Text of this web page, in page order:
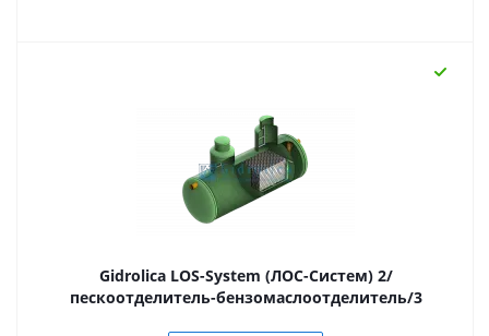
Gidrolica LOS-System (ЛОС-Систем) 2/
пескоотделитель-бензомаслоотделитель/3